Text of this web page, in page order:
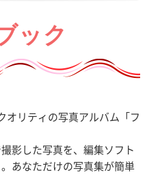
ック
オリティの写真アルバム「フ
影した写真を、編集ソフト
あなただけの写真集が簡単